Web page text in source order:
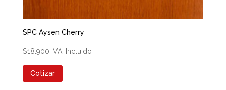
SPC Aysen Cherry
$18.900 IVA. Incluido
Cotizar